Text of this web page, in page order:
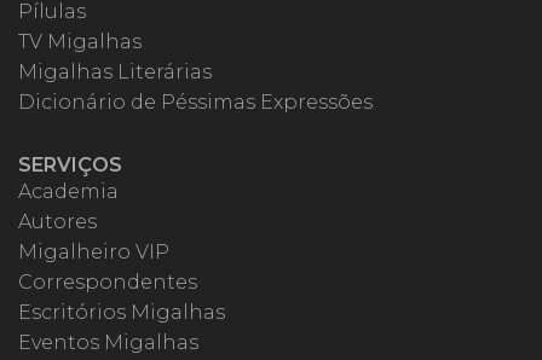
Pílulas
TV Migalhas
Migalhas Literárias
Dicionário de Péssimas Expressões
SERVIÇOS
Academia
Autores
Migalheiro VIP
Correspondentes
Escritórios Migalhas
Eventos Migalhas